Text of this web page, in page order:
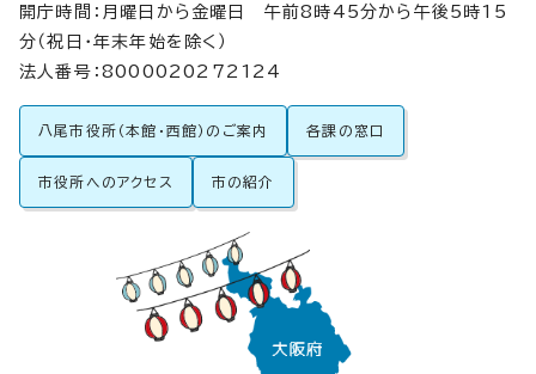
開庁時間：月曜日から金曜日 午前8時45分から午後5時15
分（祝日・年末年始を除く）
法人番号：8000020272124
八尾市役所（本館・西館）のご案内 各課の窓口
市役所へのアクセス 市の紹介